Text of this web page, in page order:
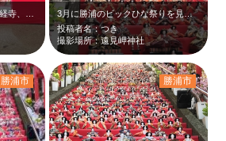
3月に勝浦のビックひな祭りを見に行きました。 お雛様はここだけではなく、街中…
投稿者名：つき
撮影場所：遠見岬神社
勝浦市 勝浦市